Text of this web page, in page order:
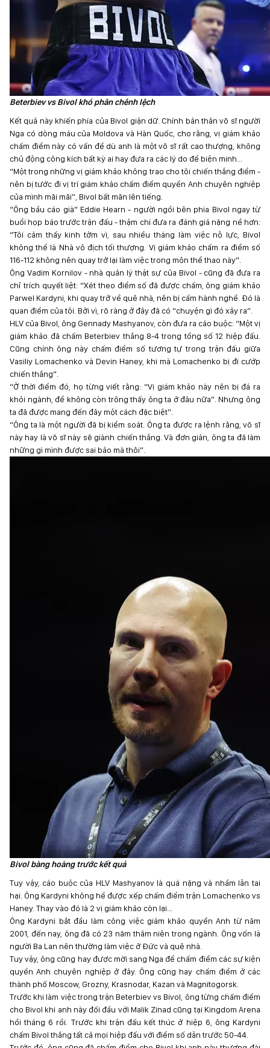
Beterbiev vs Bivol khó phân chênh lệch
Kết quả này khiến phía của Bivol giận dữ. Chính bản thân võ sĩ người
Nga có dòng máu của Moldova và Hàn Quốc, cho rằng, vị giám khảo
chấm điểm này có vấn đề dù anh là một võ sĩ rất cao thượng, không
chủ động công kích bất kỳ ai hay đưa ra các lý do để biện minh...
“Một trong những vị giám khảo không trao cho tôi chiến thắng điểm -
nên bị tước đi vị trí giám khảo chấm điểm quyền Anh chuyên nghiệp
của mình mãi mãi”, Bivol bất mãn lên tiếng.
“Ông bầu cáo già” Eddie Hearn - người ngồi bên phía Bivol ngay từ
buổi họp báo trước trận đấu - thậm chí đưa ra đánh giá nặng nề hơn:
“Tôi cảm thấy kinh tởm vì, sau nhiều tháng làm việc nỗ lực, Bivol
không thể là Nhà vô địch tối thượng. Vị giám khảo chấm ra điểm số
116-112 không nên quay trở lại làm việc trong môn thể thao này”.
Ông Vadim Kornilov - nhà quản lý thật sự của Bivol - cũng đã đưa ra
chỉ trích quyết liệt: “Xét theo điểm số đã được chấm, ông giám khảo
Parwel Kardyni, khi quay trở về quê nhà, nên bị cấm hành nghề. Đó là
quan điểm của tôi. Bởi vì, rõ ràng ở đây đã có “chuyện gì đó xảy ra”.
HLV của Bivol, ông Gennady Mashyanov, còn đưa ra cáo buộc: “Một vị
giám khảo đã chấm Beterbiev thắng 8-4 trong tổng số 12 hiệp đấu.
Cũng chính ông này chấm điểm số tương tự trong trận đấu giữa
Vasiliy Lomachenko và Devin Haney, khi mà Lomachenko bị đi cướp
chiến thắng”.
“Ở thời điểm đó, họ từng viết rằng: “Vị giám khảo này nên bị đá ra
khỏi ngành, để không còn trông thấy ông ta ở đâu nữa”. Nhưng ông
ta đã được mang đến đây một cách đặc biệt”.
“Ông ta là một người đã bị kiểm soát. Ông ta được ra lệnh rằng, võ sĩ
này hay là võ sĩ này sẽ giành chiến thắng. Và đơn giản, ông ta đã làm
những gì mình được sai bảo mà thôi”.
Bivol bàng hoàng trước kết quả
Tuy vậy, cáo buộc của HLV Mashyanov là quá nặng và nhầm lẫn tai
hại. Ông Kardyni không hề được xếp chấm điểm trận Lomachenko vs
Haney. Thay vào đó là 2 vị giám khảo còn lại...
Ông Kardyni bắt đầu làm công việc giám khảo quyền Anh từ năm
2001, đến nay, ông đã có 23 năm thâm niên trong ngành. Ông vốn là
người Ba Lan nên thường làm việc ở Đức và quê nhà.
Tuy vậy, ông cũng hay được mời sang Nga để chấm điểm các sự kiện
quyền Anh chuyên nghiệp ở đây. Ông cũng hay chấm điểm ở các
thành phố Moscow, Grozny, Krasnodar, Kazan và Magnitogorsk.
Trước khi làm việc trong trận Beterbiev vs Bivol, ông từng chấm điểm
cho Bivol khi anh này đối đầu với Malik Zinad cũng tại Kingdom Arena
hồi tháng 6 rồi. Trước khi trận đấu kết thúc ở hiệp 6, ông Kardyni
chấm Bivol thắng tất cả mọi hiệp đấu với điểm số dẫn trước 50-44.